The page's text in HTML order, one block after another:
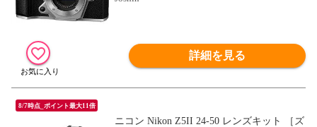
詳細を見る
8/7時点_ポイント最大11倍
ニコン Nikon Z5II 24-50 レンズキット ［ズ